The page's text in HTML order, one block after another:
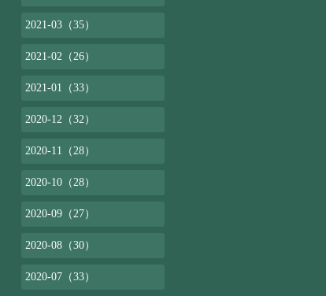
2021-03（35）
2021-02（26）
2021-01（33）
2020-12（32）
2020-11（28）
2020-10（28）
2020-09（27）
2020-08（30）
2020-07（33）